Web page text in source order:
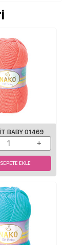
BABY 01469
SEPETE EKLE